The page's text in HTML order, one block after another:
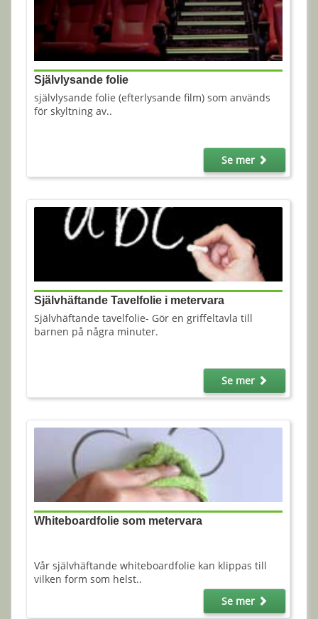
Självlysande folie
självlysande folie (efterlysande film) som används
för skyltning av..
Se mer
Självhäftande Tavelfolie i metervara
Självhäftande tavelfolie- Gör en griffeltavla till
barnen på några minuter.
Se mer
Whiteboardfolie som metervara
Vår självhäftande whiteboardfolie kan klippas till
vilken form som helst..
Se mer